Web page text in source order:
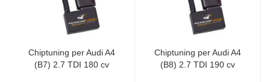
Chiptuning per Audi A4
(B7) 2.7 TDI 180 cv
Chiptuning per Audi A4
(B8) 2.7 TDI 190 cv